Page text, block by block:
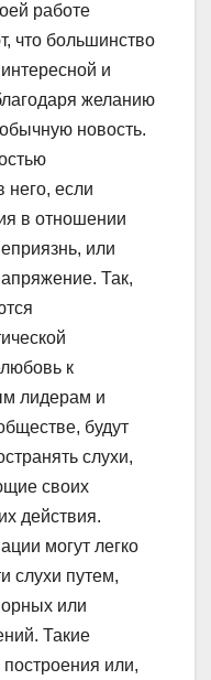
работе
что большинство
и
желанию
новость.
него, если
в отношении
или
Так,
к
лидерам и
будут
слухи,
своих
действия.
могут легко
слухи путем,
или
Такие
или,